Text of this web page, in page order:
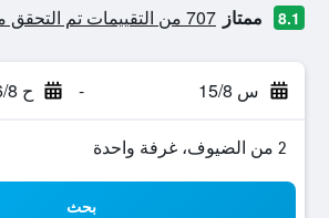
8.1 ممتاز 707 من التقييمات تم التحقق منها
س 15/8 - ح 16/8
2 من الضيوف، غرفة واحدة
بحث